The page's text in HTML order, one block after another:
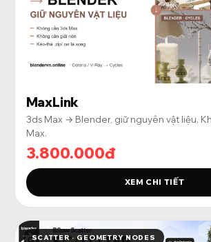
MaxLink
3ds Max → Blender, giữ nguyên vật liệu.
Max.
3.800.000đ
XEM CHI TIẾT
SCATTER · GEOMETRY NODES